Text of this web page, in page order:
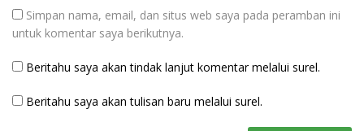
Simpan nama, email, dan situs web saya pada peramban ini
untuk komentar saya berikutnya.
Beritahu saya akan tindak lanjut komentar melalui surel.
Beritahu saya akan tulisan baru melalui surel.